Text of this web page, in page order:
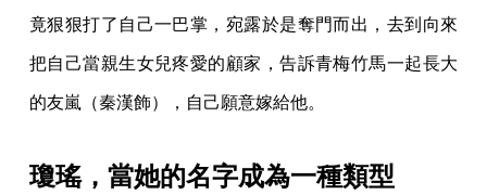
竟狠狠打了自己一巴掌，宛露於是奪門而出，去到向來
把自己當親生女兒疼愛的顧家，告訴青梅竹馬一起長大
的友嵐（秦漢飾），自己願意嫁給他。
瓊瑤，當她的名字成為一種類型